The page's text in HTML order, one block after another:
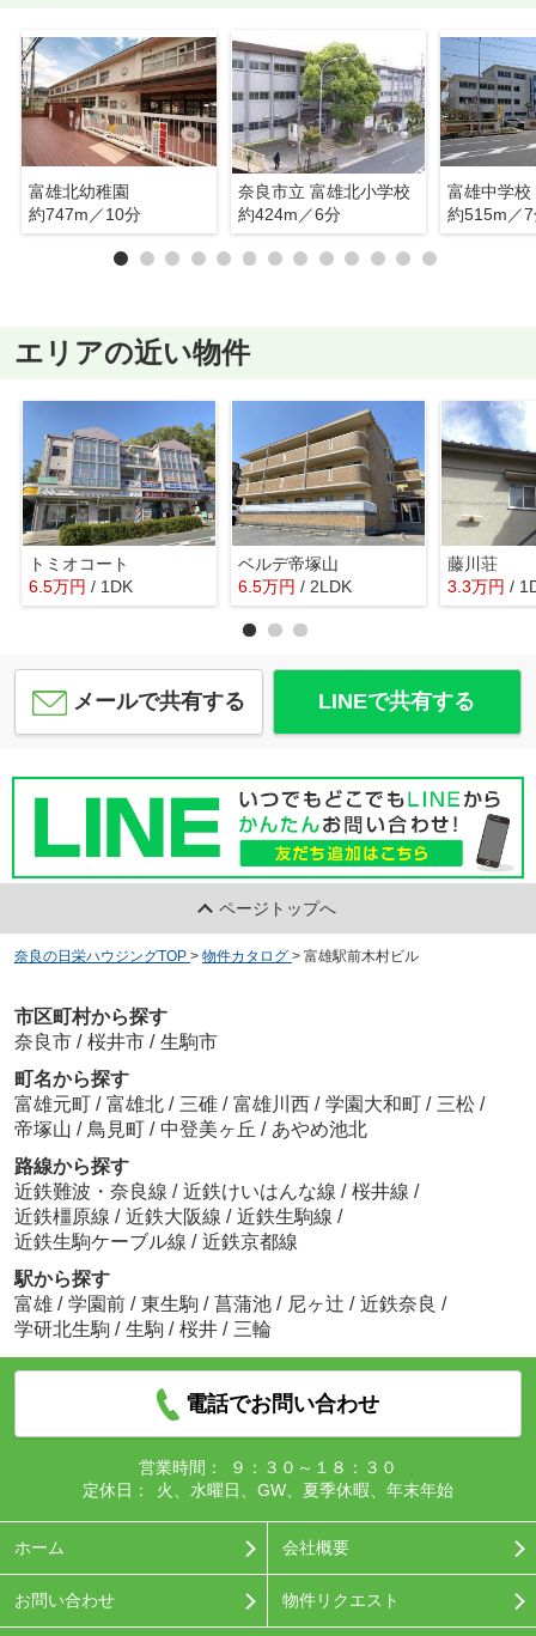
富雄北幼稚園
約747m／10分
奈良市立 富雄北小学校
約424m／6分
富雄中学校
約515m／
エリアの近い物件
トミオコート
6.5万円 / 1DK
ベルデ帝塚山
6.5万円 / 2LDK
藤川荘
3.3万円 /
メールで共有する LINEで共有する
ページトップへ
奈良の日栄ハウジングTOP > 物件カタログ > 富雄駅前木村ビル
市区町村から探す
奈良市 / 桜井市 / 生駒市
町名から探す
富雄元町 / 富雄北 / 三碓 / 富雄川西 / 学園大和町 / 三松 /
帝塚山 / 鳥見町 / 中登美ヶ丘 / あやめ池北
路線から探す
近鉄難波・奈良線 / 近鉄けいはんな線 / 桜井線 /
近鉄橿原線 / 近鉄大阪線 / 近鉄生駒線 /
近鉄生駒ケーブル線 / 近鉄京都線
駅から探す
富雄 / 学園前 / 東生駒 / 菖蒲池 / 尼ヶ辻 / 近鉄奈良 /
学研北生駒 / 生駒 / 桜井 / 三輪
電話でお問い合わせ
営業時間：
９：３０～１８：３０
定休日：
火、水曜日、GW、夏季休暇、年末年始
ホーム 会社概要
お問い合わせ 物件リクエスト